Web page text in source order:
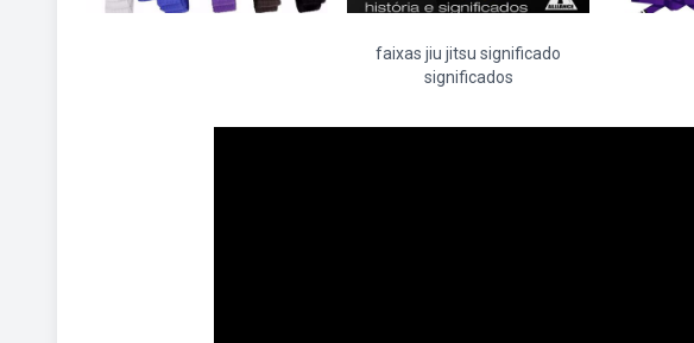
faixas jiu jitsu significado
significados